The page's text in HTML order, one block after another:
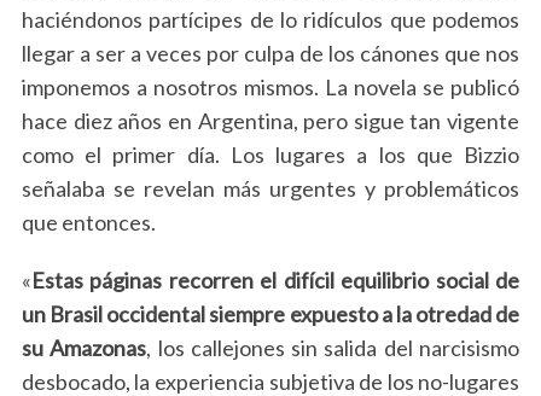
haciéndonos partícipes de lo ridículos que podemos
llegar a ser a veces por culpa de los cánones que nos
imponemos a nosotros mismos. La novela se publicó
hace diez años en Argentina, pero sigue tan vigente
como el primer día. Los lugares a los que Bizzio
señalaba se revelan más urgentes y problemáticos
que entonces.
«Estas páginas recorren el difícil equilibrio social de
un Brasil occidental siempre expuesto a la otredad de
su Amazonas, los callejones sin salida del narcisismo
desbocado, la experiencia subjetiva de los no-lugares